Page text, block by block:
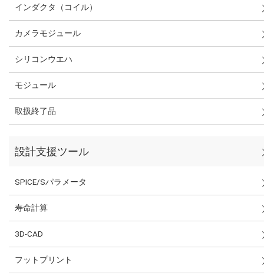
インダクタ（コイル）
カメラモジュール
シリコンウエハ
モジュール
取扱終了品
設計支援ツール
SPICE/Sパラメータ
寿命計算
3D-CAD
フットプリント